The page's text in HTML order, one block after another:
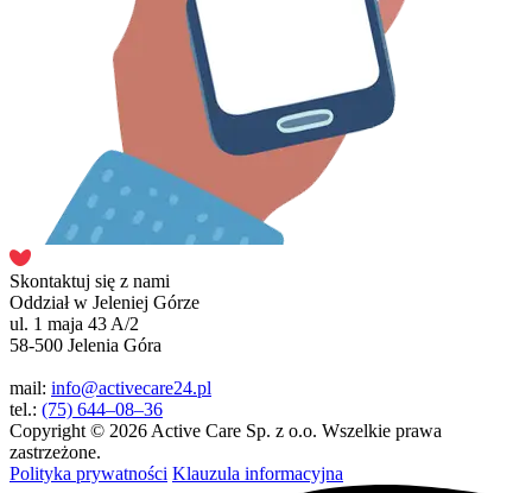
Skontaktuj się z nami
Oddział w Jeleniej Górze
ul. 1 maja 43 A/2
58-500 Jelenia Góra
mail: info@activecare24.pl
tel.: (75) 644–08–36
Copyright © 2026 Active Care Sp. z o.o. Wszelkie prawa
zastrzeżone.
Polityka prywatności Klauzula informacyjna